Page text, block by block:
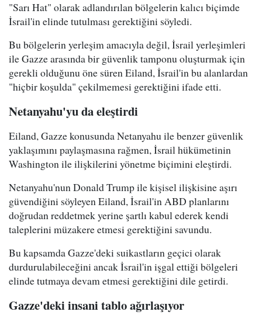
"Sarı Hat" olarak adlandırılan bölgelerin kalıcı biçimde
İsrail'in elinde tutulması gerektiğini söyledi.
Bu bölgelerin yerleşim amacıyla değil, İsrail yerleşimleri
ile Gazze arasında bir güvenlik tamponu oluşturmak için
gerekli olduğunu öne süren Eiland, İsrail'in bu alanlardan
"hiçbir koşulda" çekilmemesi gerektiğini ifade etti.
Netanyahu'yu da eleştirdi
Eiland, Gazze konusunda Netanyahu ile benzer güvenlik
yaklaşımını paylaşmasına rağmen, İsrail hükümetinin
Washington ile ilişkilerini yönetme biçimini eleştirdi.
Netanyahu'nun Donald Trump ile kişisel ilişkisine aşırı
güvendiğini söyleyen Eiland, İsrail'in ABD planlarını
doğrudan reddetmek yerine şartlı kabul ederek kendi
taleplerini müzakere etmesi gerektiğini savundu.
Bu kapsamda Gazze'deki suikastların geçici olarak
durdurulabileceğini ancak İsrail'in işgal ettiği bölgeleri
elinde tutmaya devam etmesi gerektiğini dile getirdi.
Gazze'deki insani tablo ağırlaşıyor